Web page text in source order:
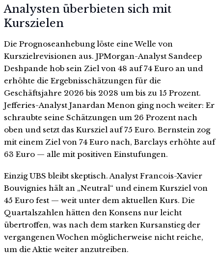
Analysten überbieten sich mit
Kurszielen
Die Prognoseanhebung löste eine Welle von
Kurszielrevisionen aus. JPMorgan-Analyst Sandeep
Deshpande hob sein Ziel von 48 auf 74 Euro an und
erhöhte die Ergebnisschätzungen für die
Geschäftsjahre 2026 bis 2028 um bis zu 15 Prozent.
Jefferies-Analyst Janardan Menon ging noch weiter: Er
schraubte seine Schätzungen um 26 Prozent nach
oben und setzt das Kursziel auf 75 Euro. Bernstein zog
mit einem Ziel von 74 Euro nach, Barclays erhöhte auf
63 Euro — alle mit positiven Einstufungen.
Einzig UBS bleibt skeptisch. Analyst Francois-Xavier
Bouvignies hält an „Neutral“ und einem Kursziel von
45 Euro fest — weit unter dem aktuellen Kurs. Die
Quartalszahlen hätten den Konsens nur leicht
übertroffen, was nach dem starken Kursanstieg der
vergangenen Wochen möglicherweise nicht reiche,
um die Aktie weiter anzutreiben.